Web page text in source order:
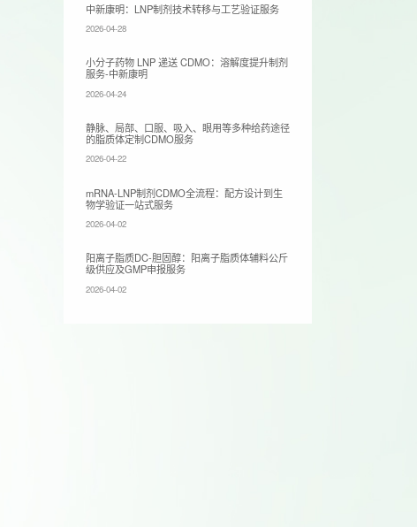
​中新康明：LNP制剂技术转移与工艺验证服务
2026-04-28
小分子药物 LNP 递送 CDMO：溶解度提升制剂
服务-中新康明
2026-04-24
静脉、局部、口服、吸入、眼用等多种给药途径
的脂质体定制CDMO服务
2026-04-22
mRNA-LNP制剂CDMO全流程：配方设计到生
物学验证一站式服务
2026-04-02
阳离子脂质DC-胆固醇：阳离子脂质体辅料公斤
级供应及GMP申报服务
2026-04-02